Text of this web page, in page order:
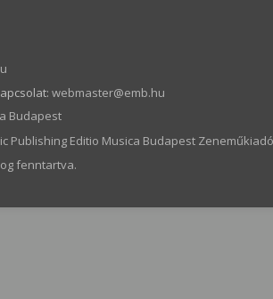
webmaster­@­emb.hu
Budapest
Publishing Editio Musica Budapest
fenntartva.